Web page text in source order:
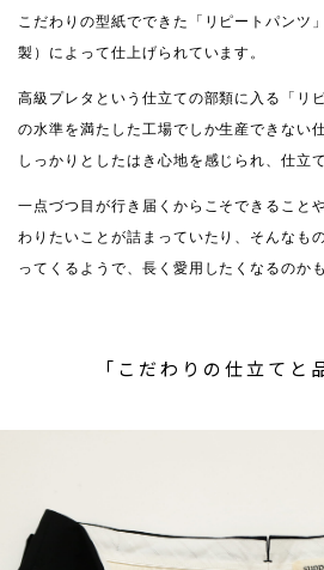
こだわりの型紙でできた「リピートパンツ
製）によって仕上げられています。
高級プレタという仕立ての部類に入る「リ
の水準を満たした工場でしか生産できない
しっかりとしたはき心地を感じられ、仕立
一点づつ目が行き届くからこそできること
わりたいことが詰まっていたり、そんなも
ってくるようで、長く愛用したくなるのか
「こだわりの仕立てと